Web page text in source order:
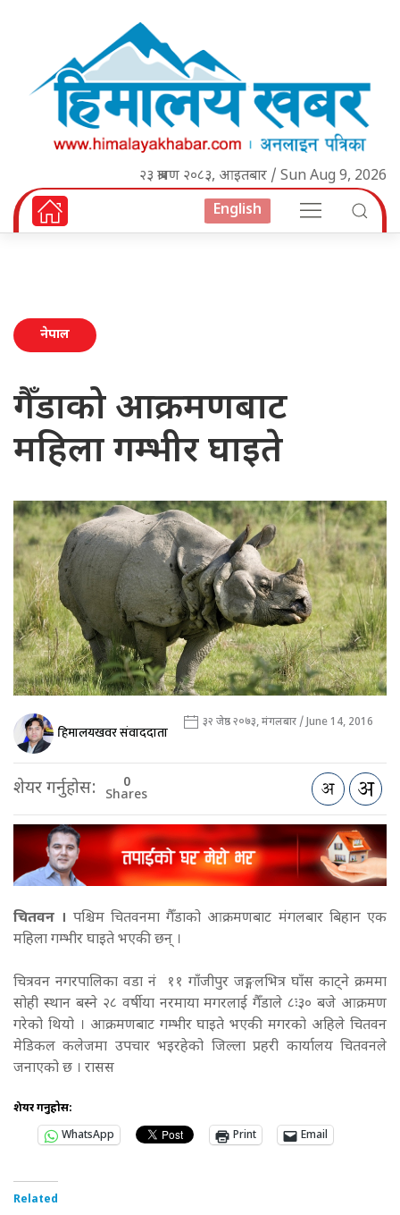
२३ श्रावण २०८३, आइतबार / Sun Aug 9, 2026
English
नेपाल
गैँडाको आक्रमणबाट
महिला गम्भीर घाइते
हिमालयखवर संवाददाता ३२ जेष्ठ २०७३, मंगलबार / June 14, 2016
शेयर गर्नुहोस: 0
Shares
चितवन । पश्चिम चितवनमा गैँडाको आक्रमणबाट मंगलबार बिहान एक
महिला गम्भीर घाइते भएकी छन् ।
चित्रवन नगरपालिका वडा नं ११ गाँजीपुर जङ्गलभित्र घाँस काट्ने क्रममा
सोही स्थान बस्ने २८ वर्षीया नरमाया मगरलाई गैँडाले ८ः३० बजे आक्रमण
गरेको थियो । आक्रमणबाट गम्भीर घाइते भएकी मगरको अहिले चितवन
मेडिकल कलेजमा उपचार भइरहेको जिल्ला प्रहरी कार्यालय चितवनले
जनाएको छ । रासस
शेयर गर्नुहोस:
WhatsApp
Print Email
Related